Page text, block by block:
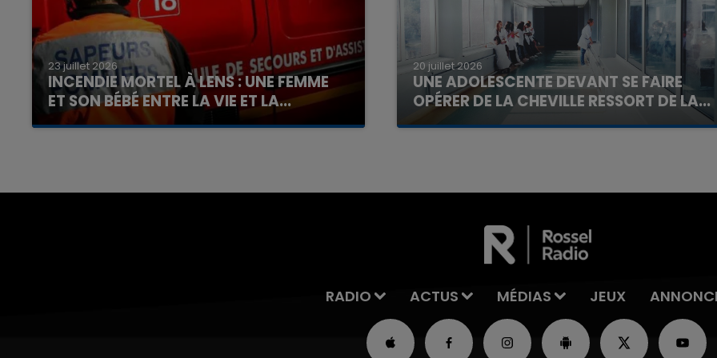
23 juillet 2026
INCENDIE MORTEL À LENS : UNE FEMME
ET SON BÉBÉ ENTRE LA VIE ET LA...
Un homme s'est immolé par le feu après avoir
20 juillet 2026
UNE ADOLESCENTE DEVANT SE FAIRE
OPÉRER DE LA CHEVILLE RESSORT DE LA...
La famille a porté plainte contre la clinique qui a
RADIO ACTUS MÉDIAS JEUX